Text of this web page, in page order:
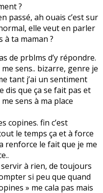
?
passé, ah ouais c’est sur
elle veut en parler
à ta maman ?
de prblms d’y répondre.
sens.. bizarre, genre je
tant j’ai un sentiment
dis que ça se fait pas et
sens à ma place
copines. fin c’est
le temps ça et à force
renforce le fait que je me
servir à rien, de toujours
si peu que quand
» me cala pas mais